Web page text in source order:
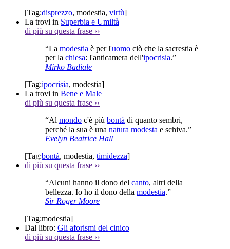
[Tag:disprezzo, modestia, virtù]
La trovi in Superbia e Umiltà
di più su questa frase ››
“La modestia è per l'uomo ciò che la sacrestia è
per la chiesa: l'anticamera dell'ipocrisia.”
Mirko Badiale
[Tag:ipocrisia, modestia]
La trovi in Bene e Male
di più su questa frase ››
“Al mondo c'è più bontà di quanto sembri,
perché la sua è una natura modesta e schiva.”
Evelyn Beatrice Hall
[Tag:bontà, modestia, timidezza]
di più su questa frase ››
“Alcuni hanno il dono del canto, altri della
bellezza. Io ho il dono della modestia.”
Sir Roger Moore
[Tag:modestia]
Dal libro: Gli aforismi del cinico
di più su questa frase ››